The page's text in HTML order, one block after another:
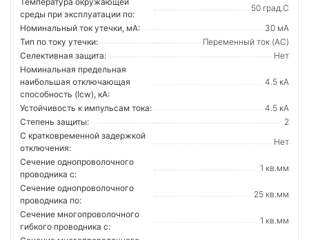
cреды при эксплуатации по:
50 град.C
Номинальный ток утечки, мА:
30 мА
Тип по току утечки:
Переменный ток (AC)
Селективная защита:
Нет
Номинальная предельная
наибольшая отключающая
способность (Icw), кА:
4.5 кА
Устойчивость к импульсам тока:
4.5 кА
Степень защиты:
2
С кратковременной задержкой
отключения:
Нет
Сечение однопроволочного
проводника с:
1 кв.мм
Сечение однопроволочного
проводника по:
25 кв.мм
Сечение многопроволочного
гибкого проводника с:
1 кв.мм